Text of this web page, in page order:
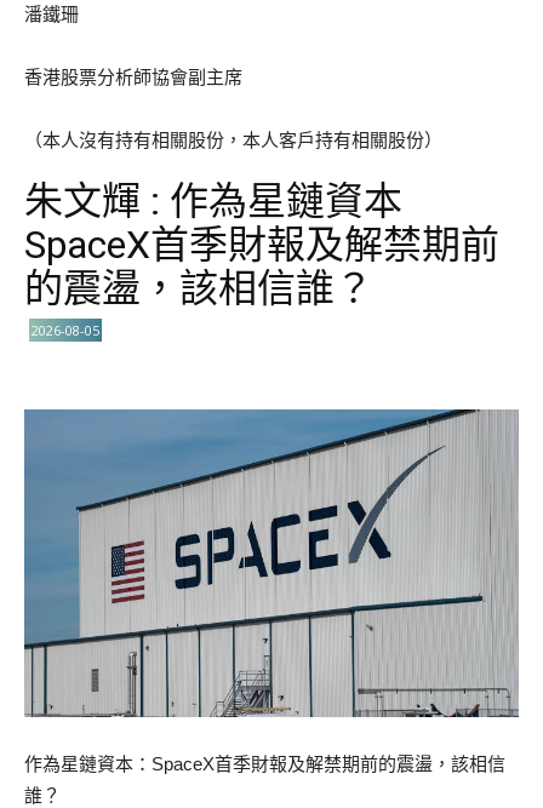
潘鐵珊
香港股票分析師協會副主席
（本人沒有持有相關股份，本人客戶持有相關股份）
朱文輝 : 作為星鏈資本
SpaceX首季財報及解禁期前
的震盪，該相信誰？
2026-08-05
作為星鏈資本：SpaceX首季財報及解禁期前的震盪，該相信
誰？